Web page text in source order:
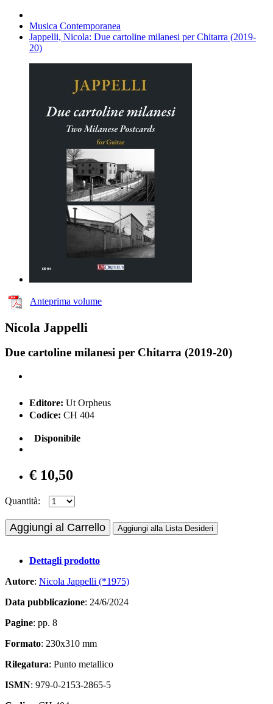
Musica Contemporanea
Jappelli, Nicola: Due cartoline milanesi per Chitarra (2019-
20)
Anteprima volume
Nicola Jappelli
Due cartoline milanesi per Chitarra (2019-20)
Editore: Ut Orpheus
Codice: CH 404
Disponibile
€ 10,50
Quantità:
Aggiungi al Carrello Aggiungi alla Lista Desideri
Dettagli prodotto
Autore: Nicola Jappelli (*1975)
Data pubblicazione: 24/6/2024
Pagine: pp. 8
Formato: 230x310 mm
Rilegatura: Punto metallico
ISMN: 979-0-2153-2865-5